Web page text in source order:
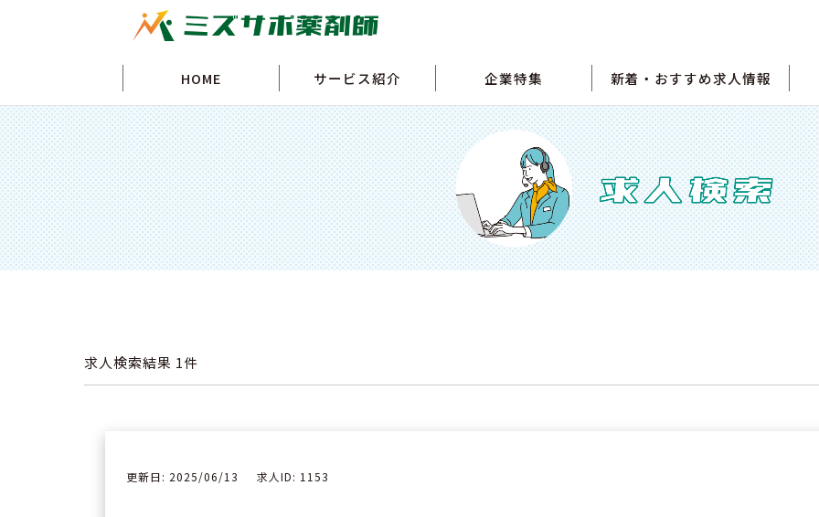
HOME サービス紹介 企業特集 新着・おすすめ求人情報
求人検索結果 1件
更新日: 2025/06/13 求人ID: 1153